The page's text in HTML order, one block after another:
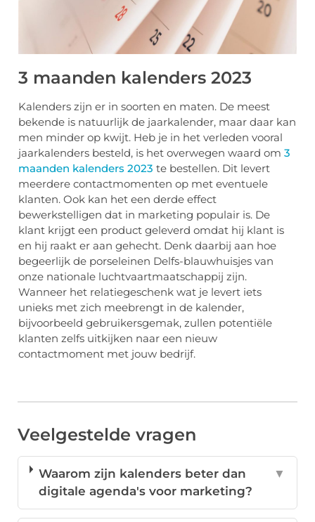
3 maanden kalenders 2023
Kalenders zijn er in soorten en maten. De meest
bekende is natuurlijk de jaarkalender, maar daar kan
men minder op kwijt. Heb je in het verleden vooral
jaarkalenders besteld, is het overwegen waard om 3
maanden kalenders 2023 te bestellen. Dit levert
meerdere contactmomenten op met eventuele
klanten. Ook kan het een derde effect
bewerkstelligen dat in marketing populair is. De
klant krijgt een product geleverd omdat hij klant is
en hij raakt er aan gehecht. Denk daarbij aan hoe
begeerlijk de porseleinen Delfs-blauwhuisjes van
onze nationale luchtvaartmaatschappij zijn.
Wanneer het relatiegeschenk wat je levert iets
unieks met zich meebrengt in de kalender,
bijvoorbeeld gebruikersgemak, zullen potentiële
klanten zelfs uitkijken naar een nieuw
contactmoment met jouw bedrijf.
Veelgestelde vragen
Waarom zijn kalenders beter dan
digitale agenda's voor marketing?
▼